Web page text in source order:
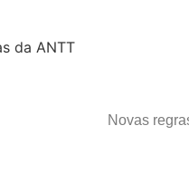
Novas